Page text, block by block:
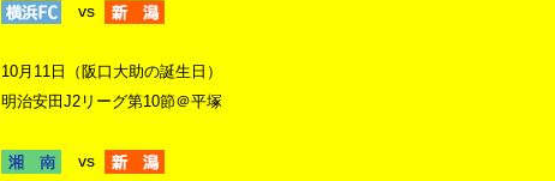
vs
10月11日（阪口大助の誕生日）
明治安田J2リーグ第10節＠平塚
vs